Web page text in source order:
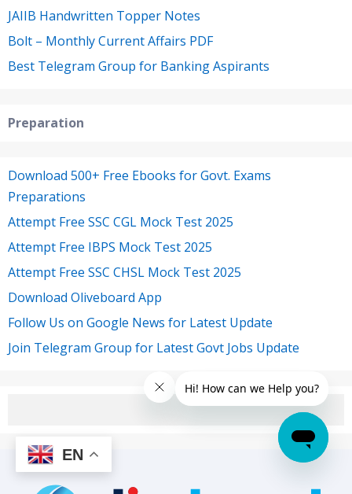
JAIIB Handwritten Topper Notes
Bolt – Monthly Current Affairs PDF
Best Telegram Group for Banking Aspirants
Preparation
Download 500+ Free Ebooks for Govt. Exams
Preparations
Attempt Free SSC CGL Mock Test 2025
Attempt Free IBPS Mock Test 2025
Attempt Free SSC CHSL Mock Test 2025
Download Oliveboard App
Follow Us on Google News for Latest Update
Join Telegram Group for Latest Govt Jobs Update
EN